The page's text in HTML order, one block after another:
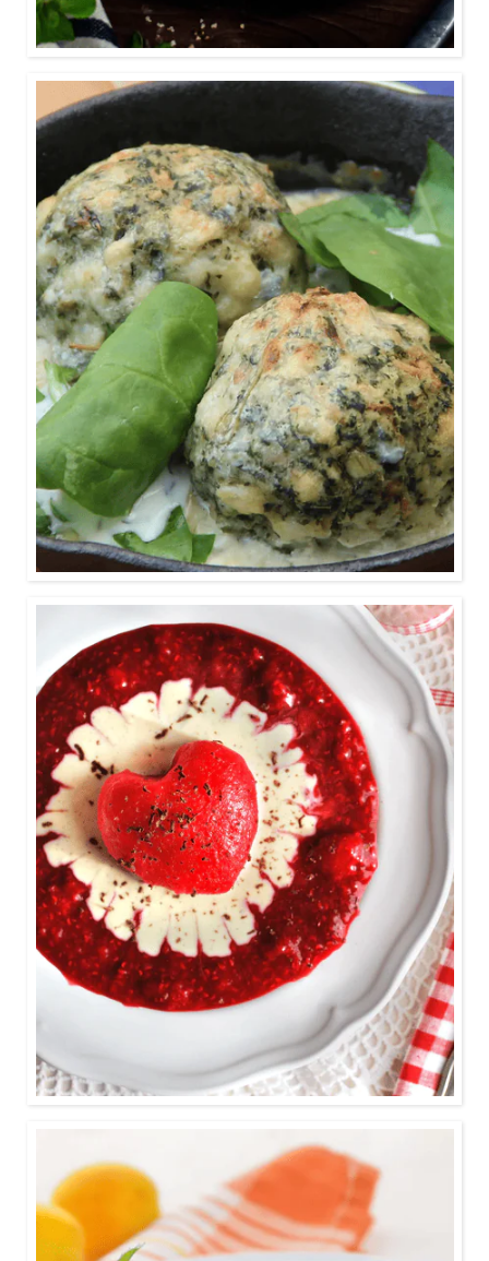
0:40
Statt Beilage sind die Spinatknödel bei diesem
vegetarischen Gericht der Mittelpunkt.
1:20
Mit diesem Dessert geht Liebe, garniert mit
Vanillesoße, heißen Himbeeren und Schokolade,
durch den Magen.
0:45